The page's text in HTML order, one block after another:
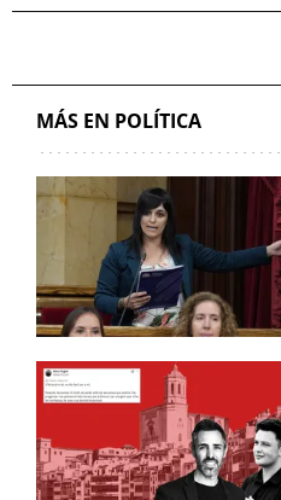
MÁS EN POLÍTICA